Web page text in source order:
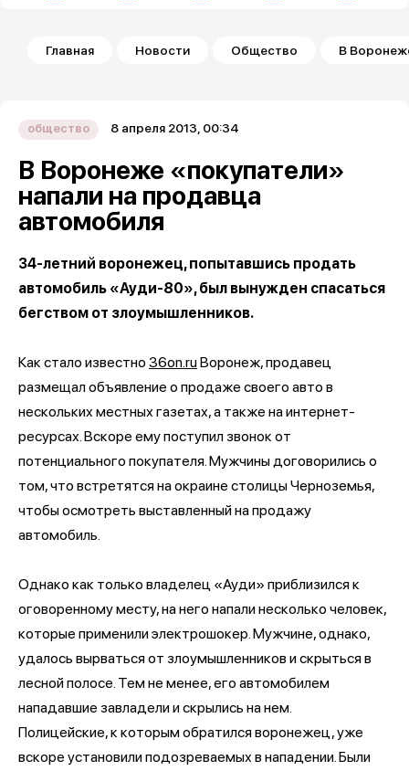
Строка навигации
Главная Новости Общество В
общество 8 апреля 2013, 00:34
В Воронеже «покупатели»
напали на продавца
автомобиля
34-летний воронежец, попытавшись продать
автомобиль «Ауди-80», был вынужден спасаться
бегством от злоумышленников.
Как стало известно 36on.ruВоронеж, продавец
размещал объявление о продаже своего авто в
нескольких местных газетах, а также на интернет-
ресурсах. Вскоре ему поступил звонок от
потенциального покупателя. Мужчины договорились о
том, что встретятся на окраине столицы Черноземья,
чтобы осмотреть выставленный на продажу
автомобиль.
Однако как только владелец «Ауди» приблизился к
оговоренному месту, на него напали несколько человек,
которые применили электрошокер. Мужчине, однако,
удалось вырваться от злоумышленников и скрыться в
лесной полосе. Тем не менее, его автомобилем
нападавшие завладели и скрылись на нем.
Полицейские, к которым обратился воронежец, уже
вскоре установили подозреваемых в нападении. Были